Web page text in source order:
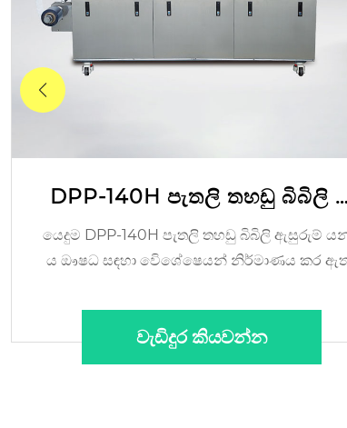
DPP-140H පැතලි තහඩු බිබිලි ඇ
යෙදුම DPP-140H පැතලි තහඩු බිබිලි ඇසුරුම්
ය ඖෂධ සඳහා විෙශේෂෙයන් නිර්මාණය කර
වැඩිදුර කියවන්න